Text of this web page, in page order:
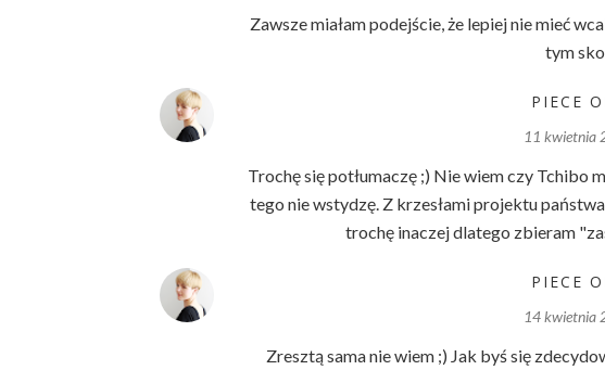
Zawsze miałam podejście, że lepiej nie mieć
tym
PIECE
11 kwietnia
Trochę się potłumaczę ;) Nie wiem czy Tchibo
tego nie wstydzę. Z krzesłami projektu
trochę inaczej dlatego zbieram
PIECE
14 kwietnia
Zresztą sama nie wiem ;) Jak byś się